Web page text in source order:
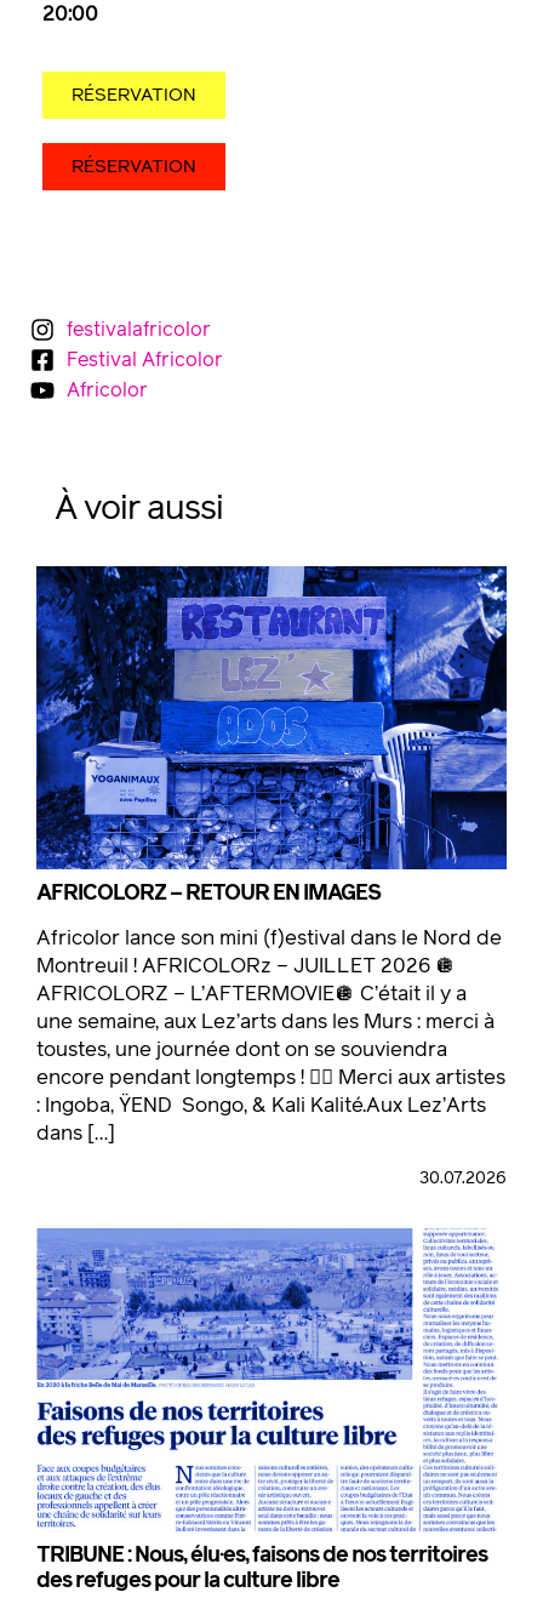
20:00
RÉSERVATION
RÉSERVATION
festivalafricolor
Festival Africolor
Africolor
À voir aussi
AFRICOLORZ – RETOUR EN IMAGES
Africolor lance son mini (f)estival dans le Nord de
Montreuil ! AFRICOLORz – JUILLET 2026 🪩
AFRICOLORZ – L’AFTERMOVIE🪩 C’était il y a
une semaine, aux Lez’arts dans les Murs : merci à
toustes, une journée dont on se souviendra
encore pendant longtemps ! ❤️‍🔥 Merci aux artistes
: Ingoba, ŸEND Songo, & Kali Kalité.Aux Lez’Arts
dans […]
30.07.2026
TRIBUNE : Nous, élu·es, faisons de nos territoires
des refuges pour la culture libre